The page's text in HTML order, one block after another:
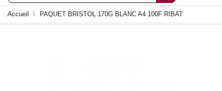
Accueil PAQUET BRISTOL 170G BLANC A4 100F RIBAT